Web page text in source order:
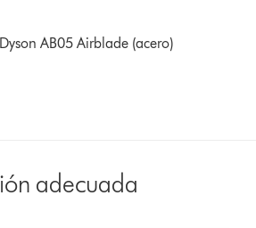
AB05 Airblade (acero)
adecuada